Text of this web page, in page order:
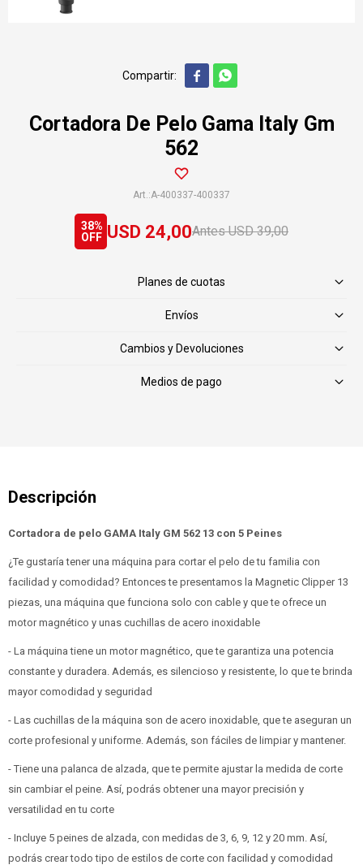
 
Cortadora De Pelo Gama Italy Gm
562
A-400337-400337
USD 24,00 USD 39,00
38
Planes de cuotas
Envíos
Cambios y Devoluciones
Medios de pago
Cortadora de pelo GAMA Italy GM 562 13 con 5 Peines
¿Te gustaría tener una máquina para cortar el pelo de tu familia con
facilidad y comodidad? Entonces te presentamos la Magnetic Clipper 13
piezas, una máquina que funciona solo con cable y que te ofrece un
motor magnético y unas cuchillas de acero inoxidable
- La máquina tiene un motor magnético, que te garantiza una potencia
constante y duradera. Además, es silencioso y resistente, lo que te brinda
mayor comodidad y seguridad
- Las cuchillas de la máquina son de acero inoxidable, que te aseguran un
corte profesional y uniforme. Además, son fáciles de limpiar y mantener.
- Tiene una palanca de alzada, que te permite ajustar la medida de corte
sin cambiar el peine. Así, podrás obtener una mayor precisión y
versatilidad en tu corte
- Incluye 5 peines de alzada, con medidas de 3, 6, 9, 12 y 20 mm. Así,
podrás crear todo tipo de estilos de corte con facilidad y comodidad